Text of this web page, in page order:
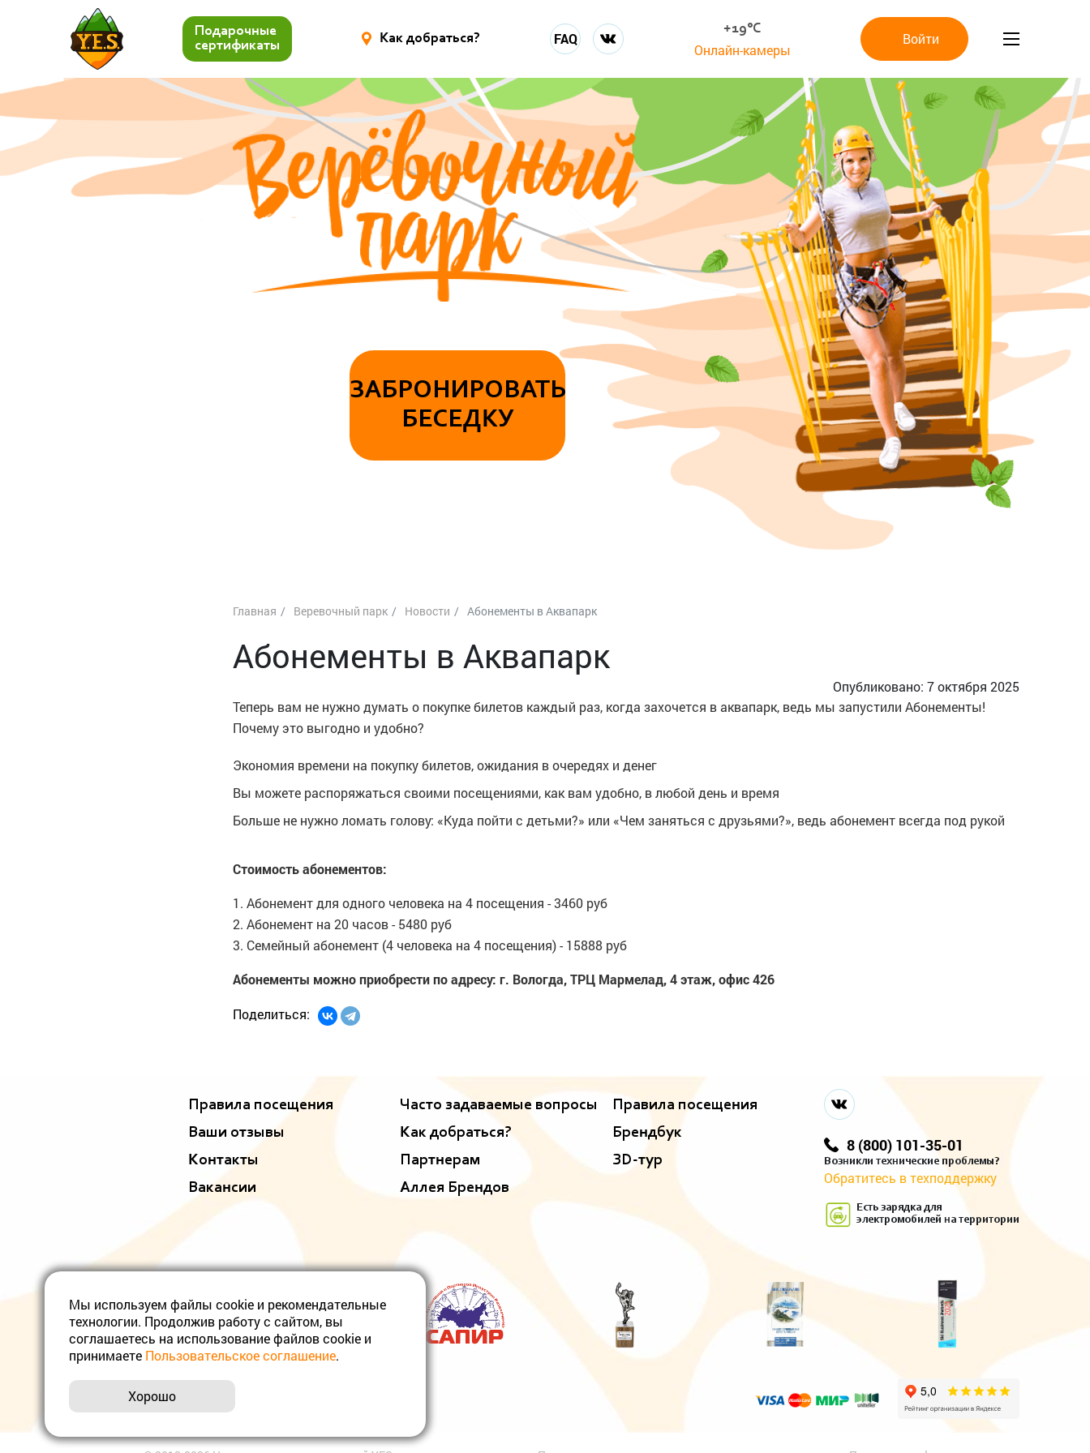
Подарочные
сертификаты
Как добраться? FAQ
+19°C
Онлайн-камеры
Войти
ЗАБРОНИРОВАТЬ
БЕСЕДКУ
Главная Веревочный парк Новости Абонементы в Аквапарк
Абонементы в Аквапарк
Опубликовано: 7 октября 2025
Теперь вам не нужно думать о покупке билетов каждый раз, когда захочется в аквапарк, ведь мы запустили Абонементы!
Почему это выгодно и удобно?
Экономия времени на покупку билетов, ожидания в очередях и денег
Вы можете распоряжаться своими посещениями, как вам удобно, в любой день и время
Больше не нужно ломать голову: «Куда пойти с детьми?» или «Чем заняться с друзьями?», ведь абонемент всегда под рукой
Стоимость абонементов:
1. Абонемент для одного человека на 4 посещения - 3460 руб
2. Абонемент на 20 часов - 5480 руб
3. Семейный абонемент (4 человека на 4 посещения) - 15888 руб
Абонементы можно приобрести по адресу: г. Вологда, ТРЦ Мармелад, 4 этаж, офис 426
Поделиться:
Правила посещения Часто задаваемые вопросы
Правила посещения
Ваши отзывы
Как добраться?
Брендбук
Контакты
Партнерам
ЗD-тур
Вакансии
Аллея Брендов
8 (800) 101-35-01
Возникли технические проблемы?
Обратитесь в техподдержку
Есть зарядка для
электромобилей на территории
Мы используем файлы cookie и рекомендательные
технологии. Продолжив работу с сайтом, вы
соглашаетесь на использование файлов cookie и
принимаете Пользовательское соглашение.
Хорошо